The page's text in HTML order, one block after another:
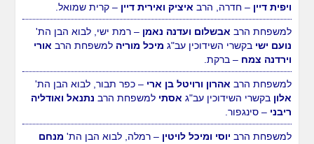
ויפית דיין – חדרה, הרב איציק ואירית דיין – קרית שמואל.
למשפחת הרב אבשלום ועדנה נאמן – רמת ישי, לבוא הבן הת'
נועם ישי בקשרי השידוכין עב"ג מיכל מוריה למשפחת הרב אורי
וירדנה צמח – ברקת.
למשפחת הרב אהרון ורויטל בן ארי – כפר תבור, לבוא הבן הת'
אלון בקשרי השידוכין עב"ג אסתי למשפחת הרב נתנאל ואודליה
ריבני – סינגפור.
למשפחת הרב יוסי ומיכל לויטין – רמלה, לבוא הבן הת' מנחם